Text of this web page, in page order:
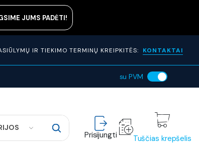
JUMS PADĖTI!
IR TIEKIMO TERMINŲ KREIPKITĖS: KONTAKTAI
su PVM
Prisijungti Tuščias krepšelis